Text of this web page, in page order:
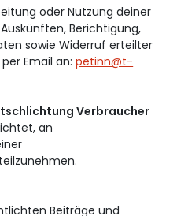
oder Nutzung deiner
Berichtigung,
sowie Widerruf erteilter
Email an:petinn@t-
Verbraucher
an
Beiträge und